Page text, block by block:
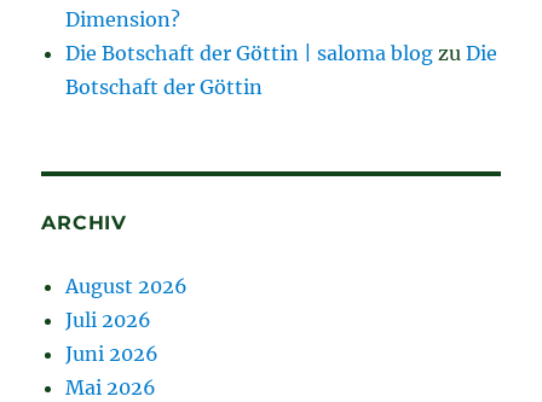
Dimension?
Die Botschaft der Göttin | saloma blog zuDie
Botschaft der Göttin
ARCHIV
August 2026
Juli 2026
Juni 2026
Mai 2026